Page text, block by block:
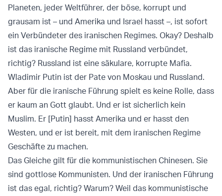
Planeten, jeder Weltführer, der böse, korrupt und
grausam ist – und Amerika und Israel hasst –, ist sofort
ein Verbündeter des iranischen Regimes. Okay? Deshalb
ist das iranische Regime mit Russland verbündet,
richtig? Russland ist eine säkulare, korrupte Mafia.
Wladimir Putin ist der Pate von Moskau und Russland.
Aber für die iranische Führung spielt es keine Rolle, dass
er kaum an Gott glaubt. Und er ist sicherlich kein
Muslim. Er [Putin] hasst Amerika und er hasst den
Westen, und er ist bereit, mit dem iranischen Regime
Geschäfte zu machen.
Das Gleiche gilt für die kommunistischen Chinesen. Sie
sind gottlose Kommunisten. Und der iranischen Führung
ist das egal, richtig? Warum? Weil das kommunistische